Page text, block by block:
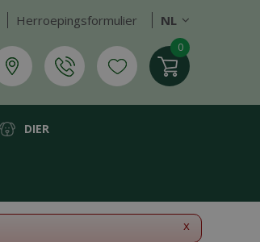
Herroepingsformulier NL
DIER
x